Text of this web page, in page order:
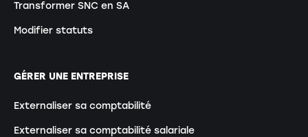
Transformer SNC en SA
Modifier statuts
GÉRER UNE ENTREPRISE
Externaliser sa comptabilité
Externaliser sa comptabilité salariale